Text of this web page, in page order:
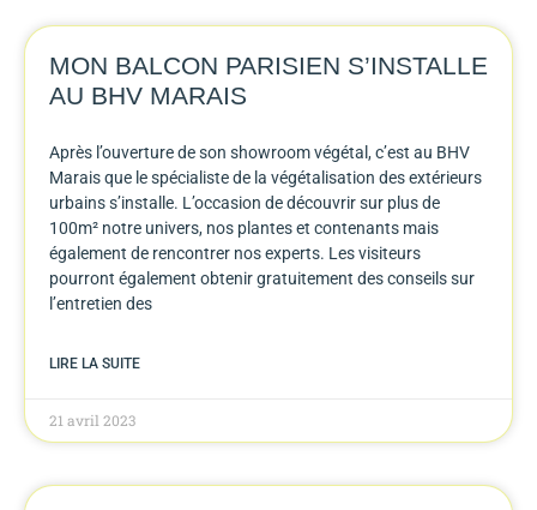
MON BALCON PARISIEN S’INSTALLE
AU BHV MARAIS
Après l’ouverture de son showroom végétal, c’est au BHV
Marais que le spécialiste de la végétalisation des extérieurs
urbains s’installe. L’occasion de découvrir sur plus de
100m² notre univers, nos plantes et contenants mais
également de rencontrer nos experts. Les visiteurs
pourront également obtenir gratuitement des conseils sur
l’entretien des
LIRE LA SUITE
21 avril 2023